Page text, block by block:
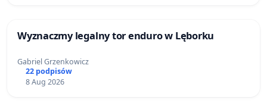
Wyznaczmy legalny tor enduro w Lęborku
Gabriel Grzenkowicz
22 podpisów
8 Aug 2026